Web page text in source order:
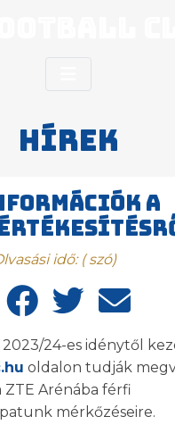
Hírek
a
idő: (szó)
24-es idénytől
oldalon tudják
Arénába férfi
mérkőzéseire.